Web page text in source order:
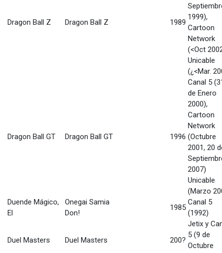
Dragon Ball Z Dragon Ball Z 1989
1999),
Cartoon
Network
(<Oct
Unicable
(¿<Mar.
Dragon Ball GT Dragon Ball GT 1996
Canal 5
de Enero
2000),
Cartoon
Network
(Octubre
2001, 20
2007)
Unicable
(Marzo
Duende Mágico,
El
Onegai Samia
Don!
1985
Canal 5
(1992)
Duel Masters Duel Masters 200?
Jetix y
5 (9 de
Octubre